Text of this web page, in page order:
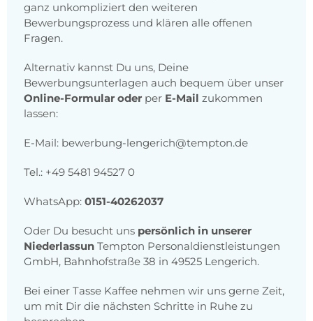
ganz unkompliziert den weiteren
Bewerbungsprozess und klären alle offenen
Fragen.
Alternativ kannst Du uns, Deine
Bewerbungsunterlagen auch bequem über unser
Online-Formular oder per E-Mail zukommen
lassen:
E-Mail: bewerbung-lengerich@tempton.de
Tel.: +49 5481 94527 0
WhatsApp: 0151-40262037
Oder Du besucht uns persönlich in unserer
Niederlassun Tempton Personaldienstleistungen
GmbH, Bahnhofstraße 38 in 49525 Lengerich.
Bei einer Tasse Kaffee nehmen wir uns gerne Zeit,
um mit Dir die nächsten Schritte in Ruhe zu